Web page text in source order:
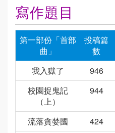
寫作題目
第一部份「首部
曲」
投稿篇
數
我入獄了
946
校園捉鬼記
（上）
944
流落貪婪國 424